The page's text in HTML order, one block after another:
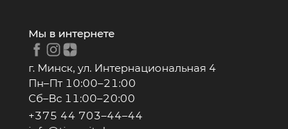
Мы в интернете
г. Минск, ул. Интернациональная 4
Пн–Пт 10:00–21:00
Сб–Вс 11:00–20:00
+375 44 703–44–44